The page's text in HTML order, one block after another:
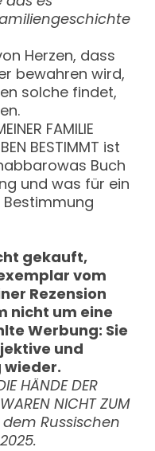
Herzen, dass
bewahren wird,
solche findet,
FAMILIE
BESTIMMT ist
Buch
und was für ein
gekauft,
vom
Rezension
nicht um eine
Werbung: Sie
und
wieder.
HÄNDE DER
NICHT ZUM
dem Russischen